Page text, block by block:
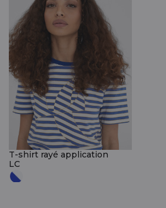
T-shirt rayé application
LC